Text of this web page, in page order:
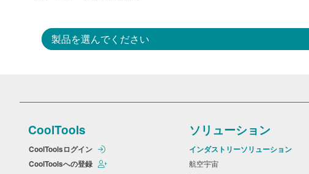
製品を選んでください
CoolTools
CoolToolsログイン
CoolToolsへの登録
ソリューション
インダストリーソリューション
航空宇宙